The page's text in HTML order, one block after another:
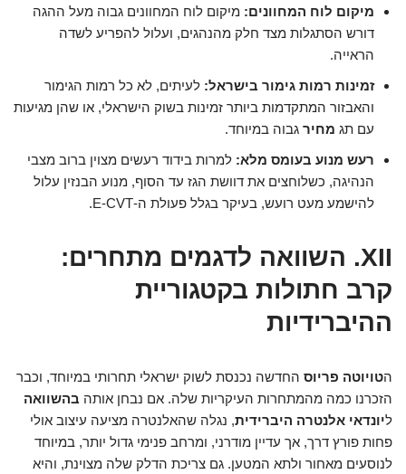
מיקום לוח המחוונים: מיקום לוח המחוונים גבוה מעל ההגה
דורש הסתגלות מצד חלק מהנהגים, ועלול להפריע לשדה
הראייה.
זמינות רמות גימור בישראל: לעיתים, לא כל רמות הגימור
והאבזור המתקדמות ביותר זמינות בשוק הישראלי, או שהן מגיעות
עם תג מחיר גבוה במיוחד.
רעש מנוע בעומס מלא: למרות בידוד רעשים מצוין ברוב מצבי
הנהיגה, כשלוחצים את דוושת הגז עד הסוף, מנוע הבנזין עלול
להישמע מעט רועש, בעיקר בגלל פעולת ה-E-CVT.
XII. השוואה לדגמים מתחרים:
קרב חתולות בקטגוריית
ההיברידיות
הטויוטה פריוס החדשה נכנסת לשוק ישראלי תחרותי במיוחד, וכבר
הזכרנו כמה מהמתחרות העיקריות שלה. אם נבחן אותה בהשוואה
ליונדאי אלנטרה היברידית, נגלה שהאלנטרה מציעה עיצוב אולי
פחות פורץ דרך, אך עדיין מודרני, ומרחב פנימי גדול יותר, במיוחד
לנוסעים מאחור ולתא המטען. גם צריכת הדלק שלה מצוינת, והיא